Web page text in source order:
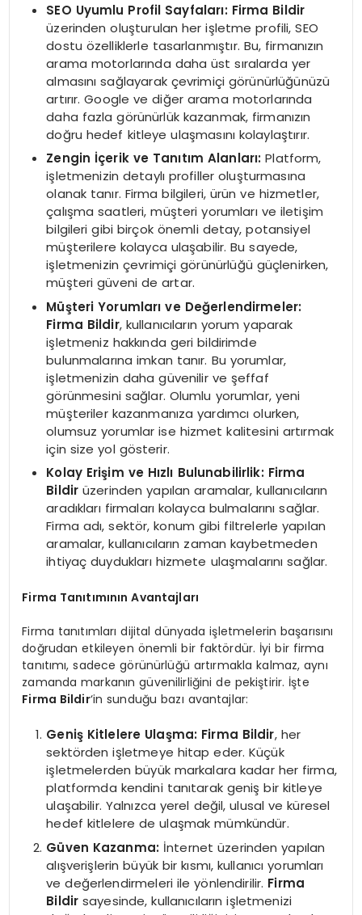
SEO Uyumlu Profil Sayfaları: Firma Bildir
üzerinden oluşturulan her işletme profili, SEO
dostu özelliklerle tasarlanmıştır. Bu, firmanızın
arama motorlarında daha üst sıralarda yer
almasını sağlayarak çevrimiçi görünürlüğünüzü
artırır. Google ve diğer arama motorlarında
daha fazla görünürlük kazanmak, firmanızın
doğru hedef kitleye ulaşmasını kolaylaştırır.
Zengin İçerik ve Tanıtım Alanları: Platform,
işletmenizin detaylı profiller oluşturmasına
olanak tanır. Firma bilgileri, ürün ve hizmetler,
çalışma saatleri, müşteri yorumları ve iletişim
bilgileri gibi birçok önemli detay, potansiyel
müşterilere kolayca ulaşabilir. Bu sayede,
işletmenizin çevrimiçi görünürlüğü güçlenirken,
müşteri güveni de artar.
Müşteri Yorumları ve Değerlendirmeler:
Firma Bildir, kullanıcıların yorum yaparak
işletmeniz hakkında geri bildirimde
bulunmalarına imkan tanır. Bu yorumlar,
işletmenizin daha güvenilir ve şeffaf
görünmesini sağlar. Olumlu yorumlar, yeni
müşteriler kazanmanıza yardımcı olurken,
olumsuz yorumlar ise hizmet kalitesini artırmak
için size yol gösterir.
Kolay Erişim ve Hızlı Bulunabilirlik: Firma
Bildir üzerinden yapılan aramalar, kullanıcıların
aradıkları firmaları kolayca bulmalarını sağlar.
Firma adı, sektör, konum gibi filtrelerle yapılan
aramalar, kullanıcıların zaman kaybetmeden
ihtiyaç duydukları hizmete ulaşmalarını sağlar.
Firma Tanıtımının Avantajları
Firma tanıtımları dijital dünyada işletmelerin başarısını
doğrudan etkileyen önemli bir faktördür. İyi bir firma
tanıtımı, sadece görünürlüğü artırmakla kalmaz, aynı
zamanda markanın güvenilirliğini de pekiştirir. İşte
Firma Bildir‘in sunduğu bazı avantajlar:
Geniş Kitlelere Ulaşma: Firma Bildir, her
sektörden işletmeye hitap eder. Küçük
işletmelerden büyük markalara kadar her firma,
platformda kendini tanıtarak geniş bir kitleye
ulaşabilir. Yalnızca yerel değil, ulusal ve küresel
hedef kitlelere de ulaşmak mümkündür.
Güven Kazanma: İnternet üzerinden yapılan
alışverişlerin büyük bir kısmı, kullanıcı yorumları
ve değerlendirmeleri ile yönlendirilir. Firma
Bildir sayesinde, kullanıcıların işletmenizi